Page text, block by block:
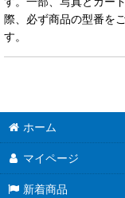
際、必ず商品の型番を
す。
ホーム
マイページ
新着商品